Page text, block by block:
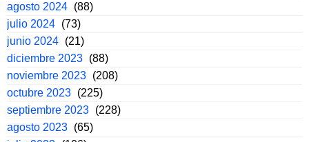
agosto 2024 (88)
julio 2024 (73)
junio 2024 (21)
diciembre 2023 (88)
noviembre 2023 (208)
octubre 2023 (225)
septiembre 2023 (228)
agosto 2023 (65)